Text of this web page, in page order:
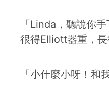
「Linda，聽說你
很得Elliott器重，長
「小什麼小呀！和